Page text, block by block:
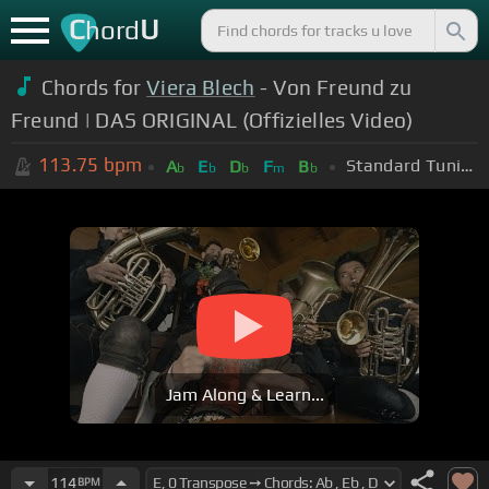
ChordU
Chords forViera Blech - Von Freund zu
Freund | DAS ORIGINAL (Offizielles Video)
113.75 bpm Ab Eb Db Fm Bb Standard Tuning (EADGBE)
Jam Along & Learn...
114BPM